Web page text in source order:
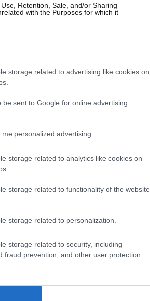
Retention, Sale, and/or Sharing
with the Purposes for which it
storage related to advertising like cookies on
be sent to Google for online advertising
personalized advertising.
storage related to analytics like cookies on
storage related to functionality of the website
storage related to personalization.
storage related to security, including
fraud prevention, and other user protection.